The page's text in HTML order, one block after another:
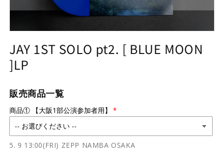
in
modal
JAY 1ST SOLO pt2. [ BLUE MOON
]LP
販売商品一覧
商品① 【大阪1部公演参加者用】
5. 9 13:00(FRI) ZEPP NAMBA OSAKA